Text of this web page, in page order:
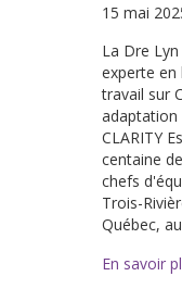
15 mai
La Dre
experte
travail sur
adaptation
CLARITY
centaine
chefs
Trois-
Québec,
En savoir